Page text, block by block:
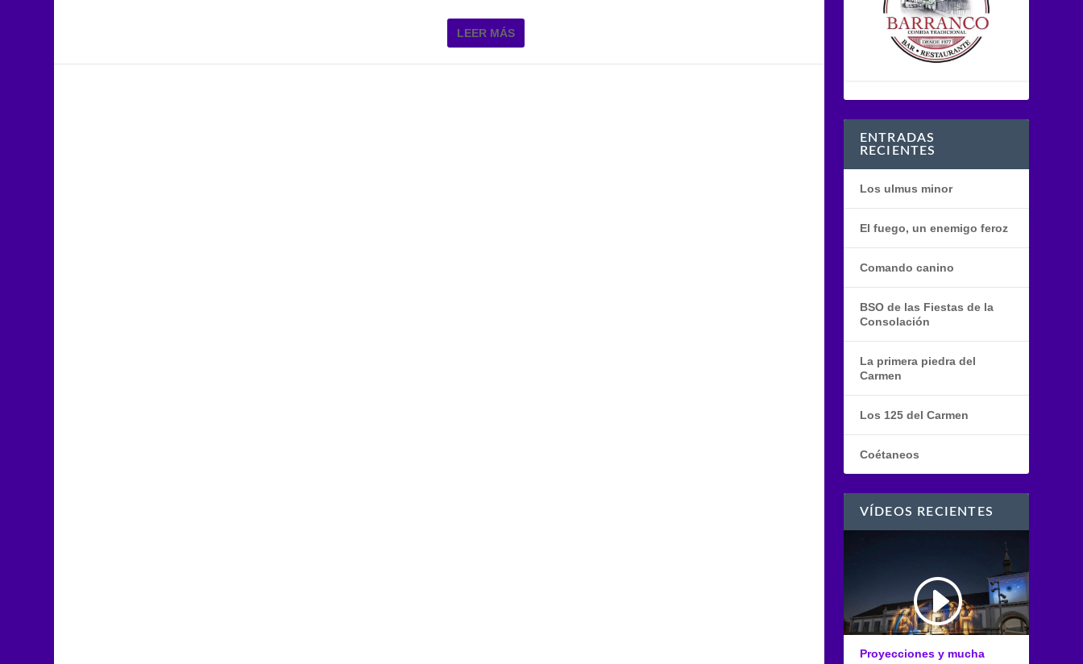
LEER MÁS
ENTRADAS
RECIENTES
Los ulmus minor
El fuego, un enemigo feroz
Comando canino
BSO de las Fiestas de la
Consolación
La primera piedra del
Carmen
Los 125 del Carmen
Coétaneos
VÍDEOS RECIENTES
Proyecciones y mucha